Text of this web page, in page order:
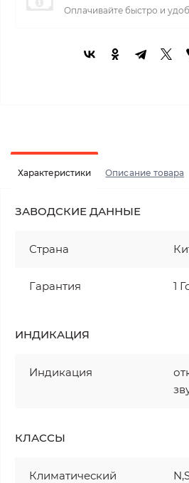
Оплачивайте быстро и
Характеристики Описание товара
ЗАВОДСКИЕ ДАННЫЕ
Страна
Гарантия 1
ИНДИКАЦИЯ
Индикация
КЛАССЫ
Климатический